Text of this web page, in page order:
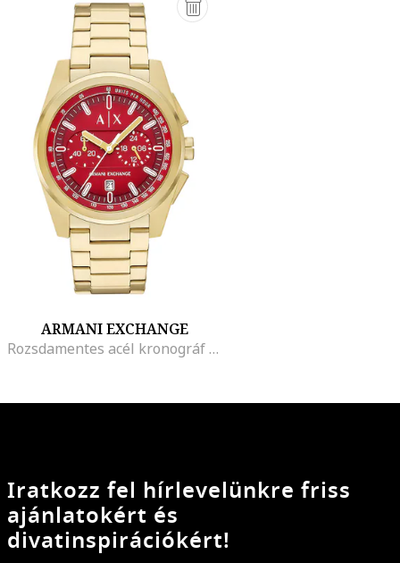
ARMANI EXCHANGE
Rozsdamentes acél kronográf karóra, Aranyszín
Iratkozz fel hírlevelünkre friss
ajánlatokért és
divatinspirációkért!